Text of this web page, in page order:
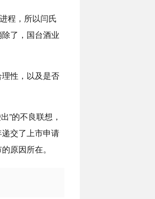
程，所以闫氏
了，国台酒业
性，以及是否
”的不良联想，
交了上市申请
原因所在。